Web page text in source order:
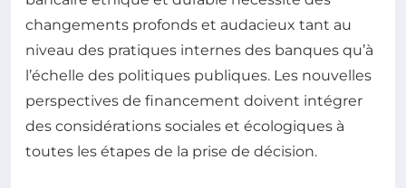
changements profonds et audacieux tant au
niveau des pratiques internes des banques qu’à
l’échelle des politiques publiques. Les nouvelles
perspectives de financement doivent intégrer
des considérations sociales et écologiques à
toutes les étapes de la prise de décision.